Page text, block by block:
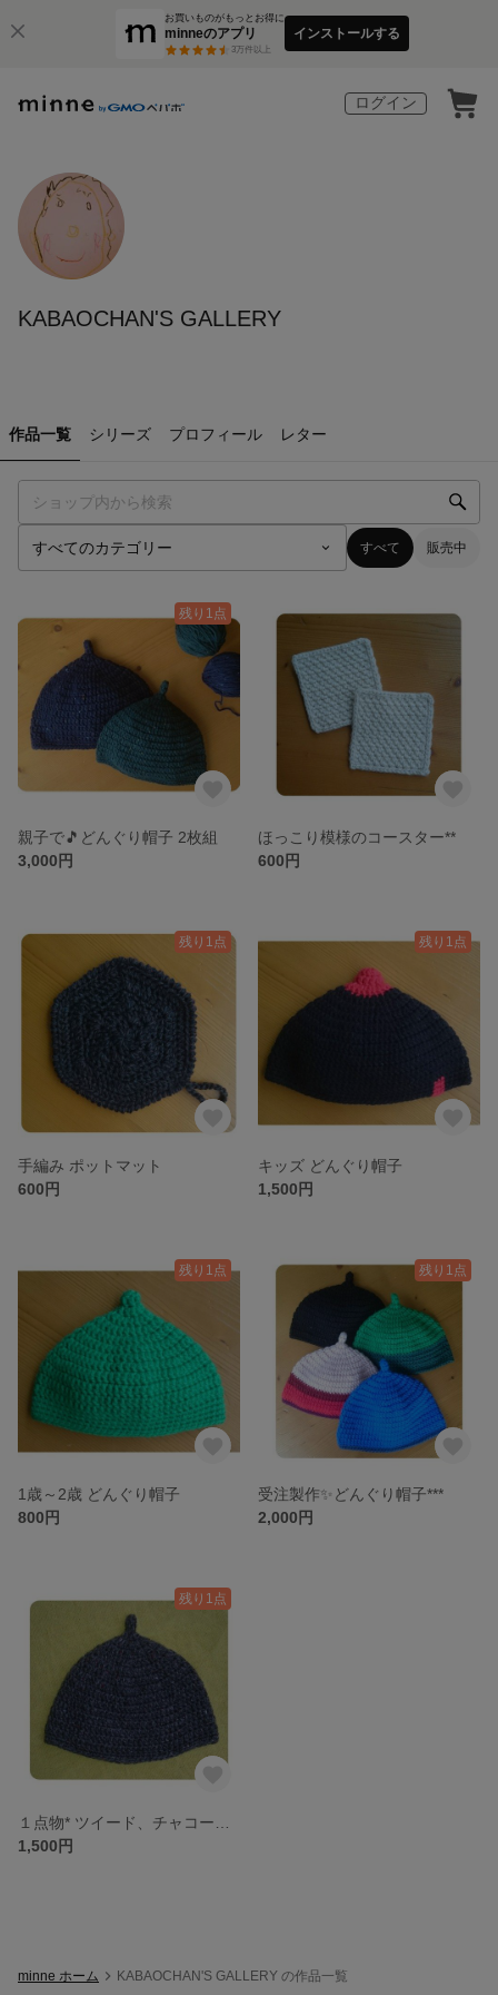
お買いものがもっとお得に
minneのアプリ
3万件以上
インストールする
ログイン
KABAOCHAN'S GALLERY
作品一覧 シリーズ プロフィール レター
すべて 販売中
残り1点
親子で🎵どんぐり帽子 2枚組
3,000円
ほっこり模様のコースター**
600円
残り1点
手編み ポットマット
600円
残り1点
キッズ どんぐり帽子
1,500円
残り1点
1歳～2歳 どんぐり帽子
800円
残り1点
受注製作✨どんぐり帽子***
2,000円
残り1点
1,500円
minne ホーム KABAOCHAN'S GALLERY の作品一覧